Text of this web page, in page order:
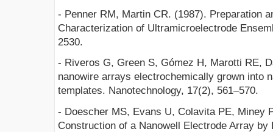
- Penner RM, Martin CR. (1987). Preparation
Characterization of Ultramicroelectrode
2530.
- Riveros G, Green S, Gómez H, Marotti RE,
nanowire arrays electrochemically grown into
templates. Nanotechnology, 17(2), 561–570.
- Doescher MS, Evans U, Colavita PE, Miney
Construction of a Nanowell Electrode Array